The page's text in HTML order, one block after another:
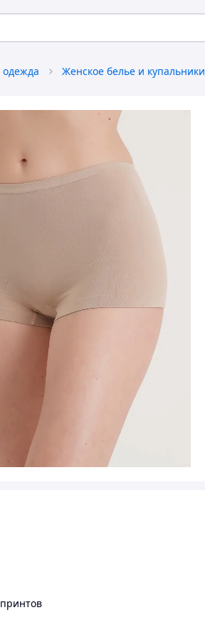
Женское белье и купальники